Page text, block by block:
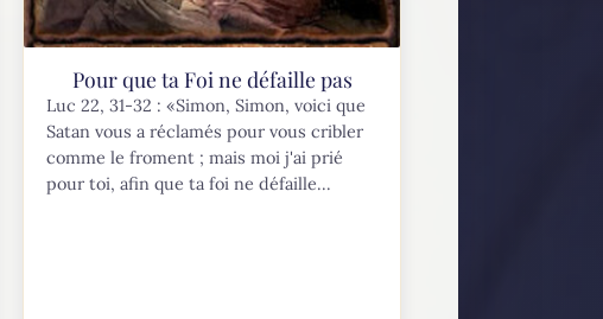
Pour que ta Foi ne défaille pas
Luc 22, 31-32 : «Simon, Simon, voici que
Satan vous a réclamés pour vous cribler
comme le froment ; mais moi j'ai prié
pour toi, afin que ta foi ne défaille...